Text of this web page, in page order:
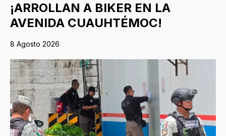
¡ARROLLAN A BIKER EN LA
AVENIDA CUAUHTÉMOC!
8 Agosto 2026